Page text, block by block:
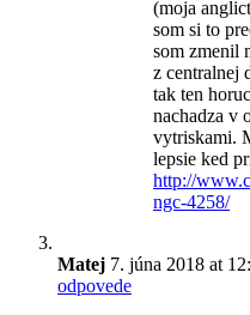
(moja
som si to
som zmenil
z centralnej
tak ten
nachadza v
vytriskami.
lepsie ked
http://
ngc-4258/
Matej 7. júna 2018 at
odpovede